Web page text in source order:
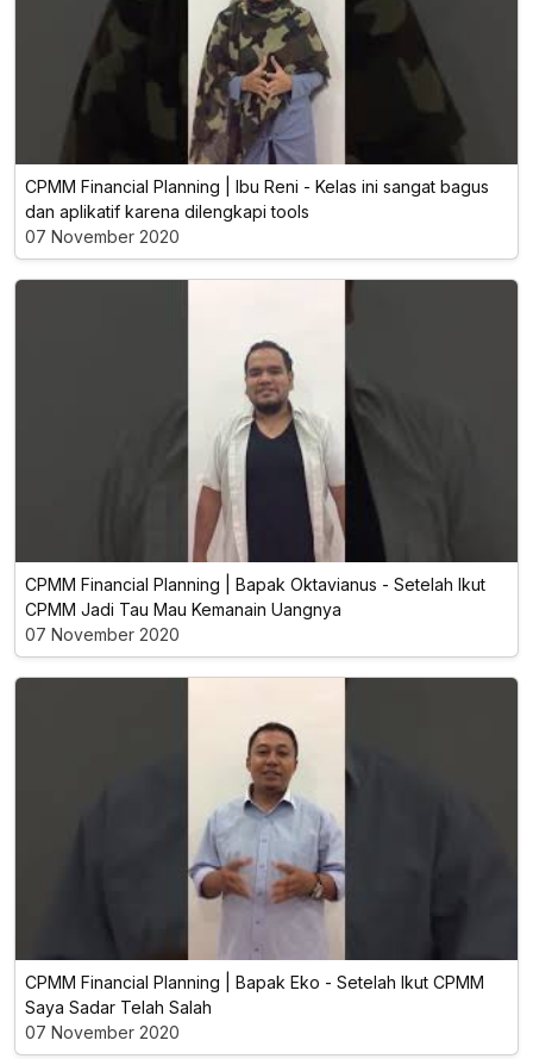
CPMM Financial Planning | Ibu Reni - Kelas ini sangat bagus
dan aplikatif karena dilengkapi tools
07 November 2020
CPMM Financial Planning | Bapak Oktavianus - Setelah Ikut
CPMM Jadi Tau Mau Kemanain Uangnya
07 November 2020
CPMM Financial Planning | Bapak Eko - Setelah Ikut CPMM
Saya Sadar Telah Salah
07 November 2020